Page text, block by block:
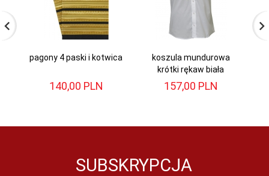
pagony 4 paski i kotwica
140,00 PLN
koszula mundurowa
krótki rękaw biała
157,00 PLN
SUBSKRYPCJA